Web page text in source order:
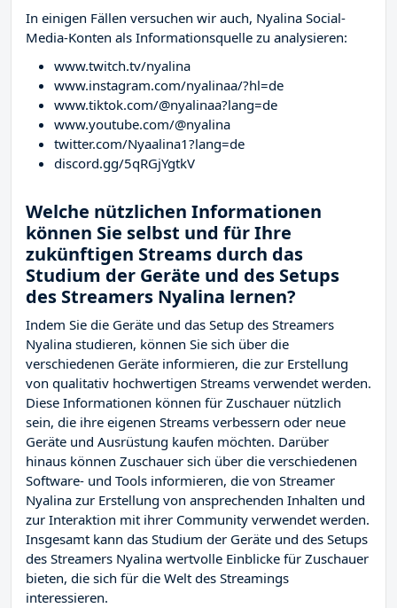
In einigen Fällen versuchen wir auch, Nyalina Social-
Media-Konten als Informationsquelle zu analysieren:
www.twitch.tv/nyalina
www.instagram.com/nyalinaa/?hl=de
www.tiktok.com/@nyalinaa?lang=de
www.youtube.com/@nyalina
twitter.com/Nyaalina1?lang=de
discord.gg/5qRGjYgtkV
Welche nützlichen Informationen
können Sie selbst und für Ihre
zukünftigen Streams durch das
Studium der Geräte und des Setups
des Streamers Nyalina lernen?
Indem Sie die Geräte und das Setup des Streamers
Nyalina studieren, können Sie sich über die
verschiedenen Geräte informieren, die zur Erstellung
von qualitativ hochwertigen Streams verwendet werden.
Diese Informationen können für Zuschauer nützlich
sein, die ihre eigenen Streams verbessern oder neue
Geräte und Ausrüstung kaufen möchten. Darüber
hinaus können Zuschauer sich über die verschiedenen
Software- und Tools informieren, die von Streamer
Nyalina zur Erstellung von ansprechenden Inhalten und
zur Interaktion mit ihrer Community verwendet werden.
Insgesamt kann das Studium der Geräte und des Setups
des Streamers Nyalina wertvolle Einblicke für Zuschauer
bieten, die sich für die Welt des Streamings
interessieren.